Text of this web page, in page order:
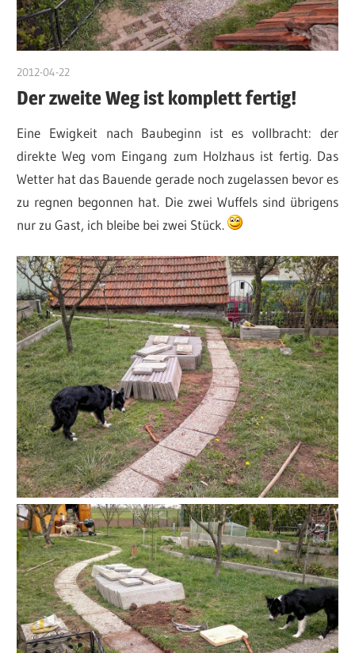
2012-04-22
Der zweite Weg ist komplett fertig!
Eine Ewigkeit nach Baubeginn ist es vollbracht: der
direkte Weg vom Eingang zum Holzhaus ist fertig. Das
Wetter hat das Bauende gerade noch zugelassen bevor es
zu regnen begonnen hat. Die zwei Wuffels sind übrigens
nur zu Gast, ich bleibe bei zwei Stück.